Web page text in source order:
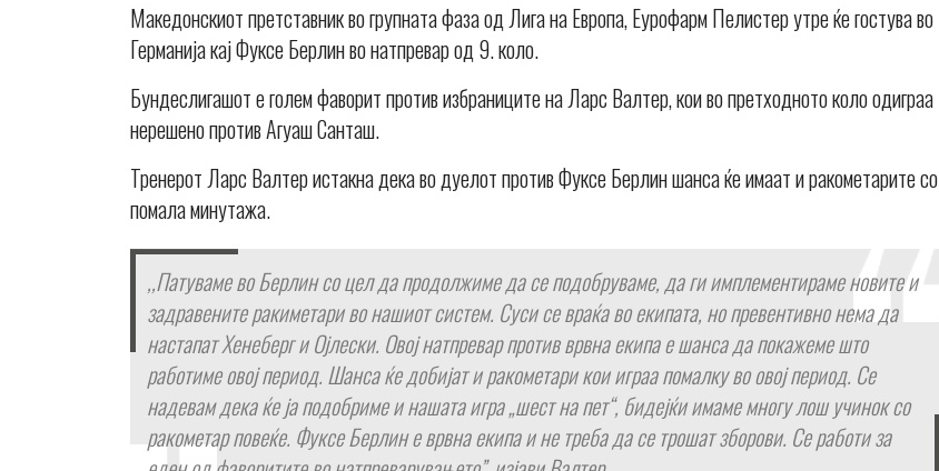
Македонскиот претставник во групната фаза од Лига на Европа, Еурофарм Пелистер утре ќе гостува во
Германија кај Фуксе Берлин во натпревар од 9. коло.
Бундеслигашот е голем фаворит против избраниците на Ларс Валтер, кои во претходното коло одиграа
нерешено против Агуаш Санташ.
Тренерот Ларс Валтер истакна дека во дуелот против Фуксе Берлин шанса ќе имаат и ракометарите со
помала минутажа.
,,Патуваме во Берлин со цел да продолжиме да се подобруваме, да ги имплементираме новите и
задравените ракиметари во нашиот систем. Суси се враќа во екипата, но превентивно нема да
настапат Хенеберг и Ојлески. Овој натпревар против врвна екипа е шанса да покажеме што
работиме овој период. Шанса ќе добијат и ракометари кои играа помалку во овој период. Се
надевам дека ќе ја подобриме и нашата игра „шест на пет“, бидејќи имаме многу лош учинок со
ракометар повеќе. Фуксе Берлин е врвна екипа и не треба да се трошат зборови. Се работи за